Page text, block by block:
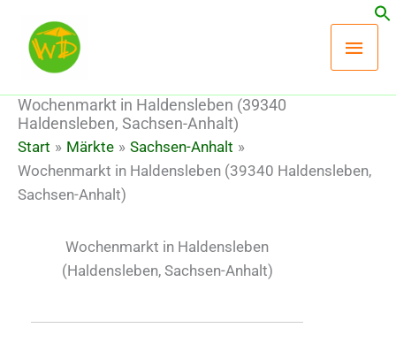
Inhalt
springen
Wochenmarkt in Haldensleben (39340
Haldensleben, Sachsen-Anhalt)
Start Märkte
Sachsen-Anhalt
Wochenmarkt in Haldensleben (39340 Haldensleben,
Sachsen-Anhalt)
Wochenmarkt in Haldensleben
(Haldensleben, Sachsen-Anhalt)